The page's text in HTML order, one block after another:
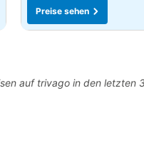
Preise sehen
auf trivago in den letzten